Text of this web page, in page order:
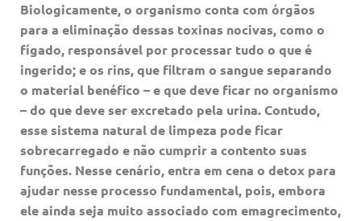
Biologicamente, o organismo conta com órgãos
para a eliminação dessas toxinas nocivas, como o
fígado, responsável por processar tudo o que é
ingerido; e os rins, que filtram o sangue separando
o material benéfico – e que deve ficar no organismo
– do que deve ser excretado pela urina. Contudo,
esse sistema natural de limpeza pode ficar
sobrecarregado e não cumprir a contento suas
funções. Nesse cenário, entra em cena o detox para
ajudar nesse processo fundamental, pois, embora
ele ainda seja muito associado com emagrecimento,